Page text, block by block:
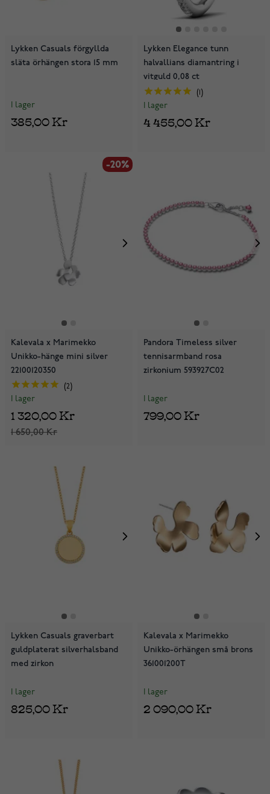
Lykken Casuals förgyllda
släta örhängen stora 15 mm
I lager
385,00 Kr
Lykken Elegance tunn
halvallians diamantring i
vitguld 0,08 ct
1
I lager
4 455,00 Kr
-20%
Kalevala x Marimekko
Unikko-hänge mini silver
22100120350
2
I lager
1 650,00 Kr
1 320,00 Kr
Pandora Timeless silver
tennisarmband rosa
zirkonium 593927C02
I lager
799,00 Kr
Lykken Casuals graverbart
guldplaterat silverhalsband
med zirkon
I lager
825,00 Kr
Kalevala x Marimekko
Unikko-örhängen små brons
361001200T
I lager
2 090,00 Kr